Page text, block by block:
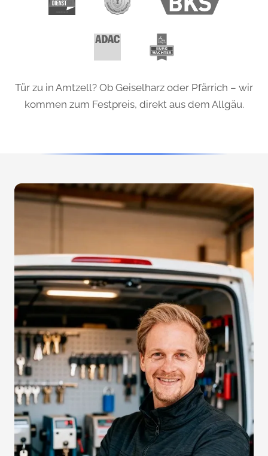
Tür zu in Amtzell? Ob Geiselharz oder Pfärrich – wir
kommen zum Festpreis, direkt aus dem Allgäu.